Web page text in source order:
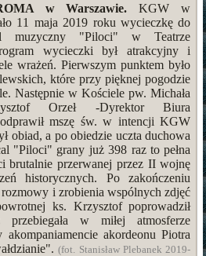
w Warszawie. KGW w
11 maja 2019 roku wycieczkę do
muzyczny "Piloci" w Teatrze
wycieczki był atrakcyjny i
wrażeń. Pierwszym punktem było
które przy pięknej pogodzie
Następnie w Kościele pw. Michała
Orzeł -Dyrektor Biura
mszę św. w intencji KGW
obiad, a po obiedzie uczta duchowa
"Piloci" grany już 398 raz to pełna
brutalnie przerwanej przez II wojnę
historycznych. Po zakończeniu
i zrobienia wspólnych zdjęć
ks. Krzysztof poprowadził
przebiegała w miłej atmosferze
akordeonu Piotra
(fot. Stanisław Plebanek 2019-